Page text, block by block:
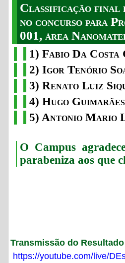
Classificação final
no concurso para
001, área
1) Fabio Da
2) Igor Tenório
3) Renato Luiz
4) Hugo
5) Antonio Mario
O Campus
parabeniza aos que
Transmissão do
https://youtube.com/live/